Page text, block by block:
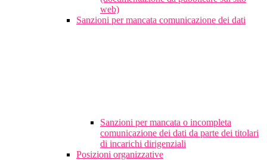
web)
Sanzioni per mancata comunicazione dei dati
Sanzioni per mancata o incompleta
comunicazione dei dati da parte dei titolari
di incarichi dirigenziali
Posizioni organizzative